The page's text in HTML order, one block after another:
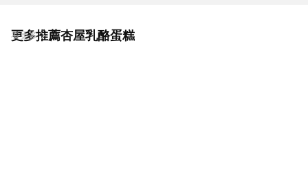
更多推薦杏屋乳酪蛋糕
看更多